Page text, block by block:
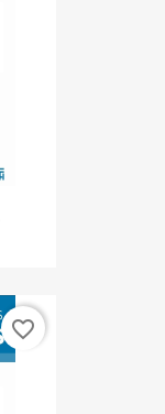
favorite_border